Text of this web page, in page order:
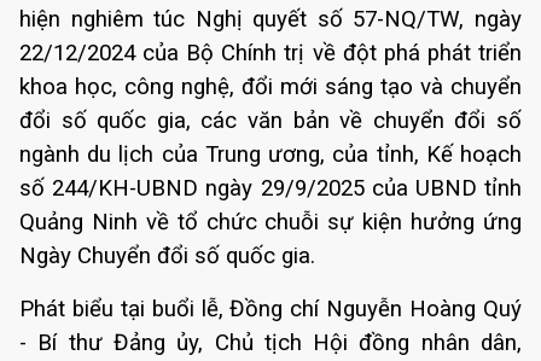
hiện nghiêm túc Nghị quyết số 57-NQ/TW, ngày
22/12/2024 của Bộ Chính trị về đột phá phát triển
khoa học, công nghệ, đổi mới sáng tạo và chuyển
đổi số quốc gia, các văn bản về chuyển đổi số
ngành du lịch của Trung ương, của tỉnh, Kế hoạch
số 244/KH-UBND ngày 29/9/2025 của UBND tỉnh
Quảng Ninh về tổ chức chuỗi sự kiện hưởng ứng
Ngày Chuyển đổi số quốc gia.
Phát biểu tại buổi lễ, Đồng chí Nguyễn Hoàng Quý
- Bí thư Đảng ủy, Chủ tịch Hội đồng nhân dân,